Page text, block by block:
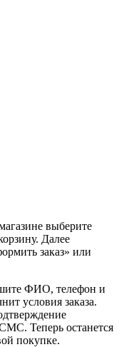
выберите
Далее
заказ» или
ФИО, телефон и
условия заказа.
Теперь останется
покупке.